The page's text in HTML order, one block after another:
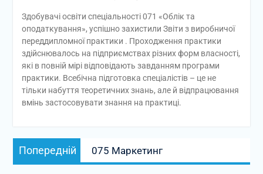
Здобувачі освіти спеціальності 071 «Облік та
оподаткування», успішно захистили Звіти з виробничої
переддипломної практики . Проходження практики
здійснювалось на підприємствах різних форм власності,
які в повній мірі відповідають завданням програми
практики. Всебічна підготовка спеціалістів – це не
тільки набуття теоретичних знань, але й відпрацювання
вмінь застосовувати знання на практиці.
Навігація
записів
Попередній
запис:
075 Маркетинг